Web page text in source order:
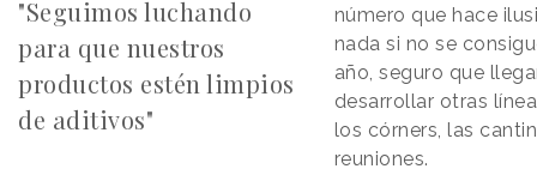
"Seguimos luchando
para que nuestros
productos estén limpios
de aditivos"
número que hace
nada si no se
año, seguro que
desarrollar otras
los córners, las
reuniones.